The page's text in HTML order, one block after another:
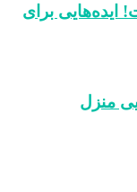
برای
منزل